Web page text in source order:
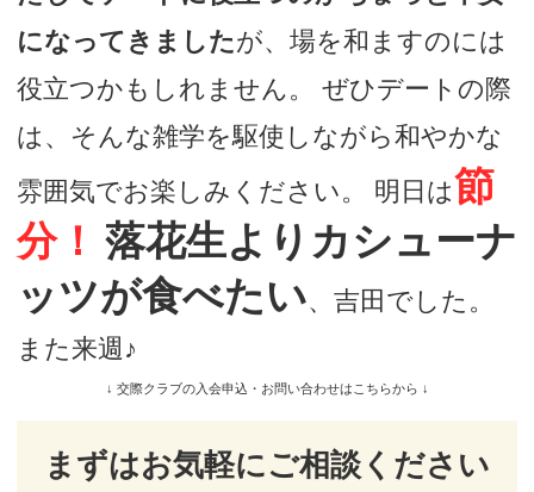
になってきましたが、場を和ますのには
役立つかもしれません。 ぜひデートの際
は、そんな雑学を駆使しながら和やかな
雰囲気でお楽しみください。 明日は節
分！ 落花生よりカシューナ
ッツが食べたい、吉田でした。
また来週♪
↓ 交際クラブの入会申込・お問い合わせはこちらから ↓
まずはお気軽にご相談ください